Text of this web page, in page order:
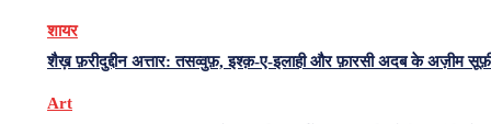
शायर
शैख़ फ़रीदुद्दीन अत्तार: तसव्वुफ़, इश्क़-ए-इलाही और फ़ारसी अदब के अज़ीम
Art